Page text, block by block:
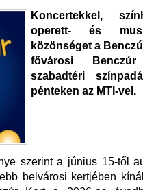
Koncertekkel,
operett- és
közönséget a
fővárosi Benczúr
szabadtéri
pénteken az MTI-vel.
szerint a június 15-től
belvárosi kertjében